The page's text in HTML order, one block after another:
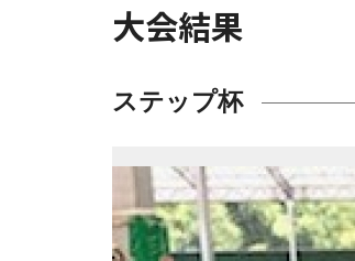
大会結果
ステップ杯